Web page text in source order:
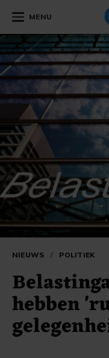
MENU
NIEUWS / POLITIEK
hebben